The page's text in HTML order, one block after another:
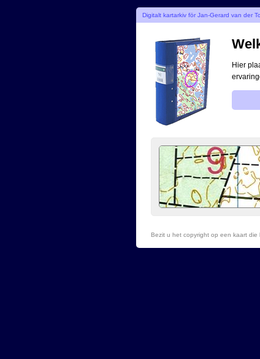
Digitalt kartarkiv för Jan-Gerard van der
Hier
Bezit u het copyright op een kaart